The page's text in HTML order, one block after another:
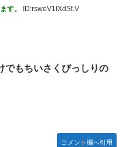
になりました 第45話
円に…
の瞳には」
す。 ID:rsweV1IXdSt.V
もちいさくびっしりの
コメント欄へ引用